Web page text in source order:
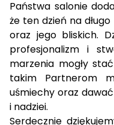
Państwa salonie
że ten dzień na
oraz jego bliskich.
profesjonalizm i
marzenia mogły
takim Partnerom
uśmiechy oraz
i nadziei.
Serdecznie